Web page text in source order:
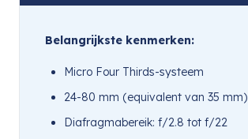
Belangrijkste kenmerken:
Micro Four Thirds-systeem
24-80 mm (equivalent van 35 mm)
Diafragmabereik: f/2.8 tot f/22